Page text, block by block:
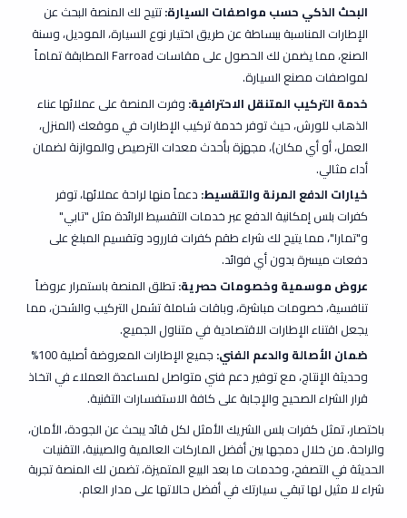
البحث الذكي حسب مواصفات السيارة:تتيح لك المنصة البحث عن
الإطارات المناسبة ببساطة عن طريق اختيار نوع السيارة، الموديل، وسنة
الصنع، مما يضمن لك الحصول على مقاسات Farroad المطابقة تماماً
لمواصفات مصنع السيارة.
خدمة التركيب المتنقل الاحترافية: وفرت المنصة على عملائها عناء
الذهاب للورش، حيث توفر خدمة تركيب الإطارات في موقعك (المنزل،
العمل، أو أي مكان)، مجهزة بأحدث معدات الترصيص والموازنة لضمان
أداء مثالي.
خيارات الدفع المرنة والتقسيط: دعماً منها لراحة عملائها، توفر
كفرات بلس إمكانية الدفع عبر خدمات التقسيط الرائدة مثل "تابي"
و"تمارا"، مما يتيح لك شراء طقم كفرات فاررود وتقسيم المبلغ على
دفعات ميسرة بدون أي فوائد.
عروض موسمية وخصومات حصرية:تطلق المنصة باستمرار عروضاً
تنافسية، خصومات مباشرة، وباقات شاملة تشمل التركيب والشحن، مما
يجعل اقتناء الإطارات الاقتصادية في متناول الجميع.
ضمان الأصالة والدعم الفني:
جميع الإطارات المعروضة أصلية 100%
وحديثة الإنتاج، مع توفير دعم فني متواصل لمساعدة العملاء في اتخاذ
قرار الشراء الصحيح والإجابة على كافة الاستفسارات التقنية.
باختصار، تمثل كفرات بلس الشريك الأمثل لكل قائد يبحث عن الجودة، الأمان،
والراحة. من خلال دمجها بين أفضل الماركات العالمية والصينية، التقنيات
الحديثة في التصفح، وخدمات ما بعد البيع المتميزة، تضمن لك المنصة تجربة
شراء لا مثيل لها تبقي سيارتك في أفضل حالاتها على مدار العام.